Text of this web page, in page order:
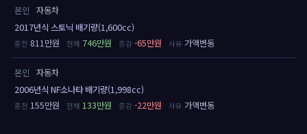
본인
자동차
2017년식 스토닉 배기량(1,600cc)
811만원
746만원 -65만원 가액변동
본인
자동차
2006년식 NF소나타 배기량(1,998cc)
155만원
133만원 -22만원 가액변동